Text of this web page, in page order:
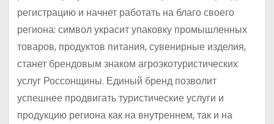
регистрацию и начнет работать на благо своего
региона: символ украсит упаковку промышленных
товаров, продуктов питания, сувенирные изделия,
станет брендовым знаком агроэкотуристических
услуг Россонщины. Единый бренд позволит
успешнее продвигать туристические услуги и
продукцию региона как на внутреннем, так и на